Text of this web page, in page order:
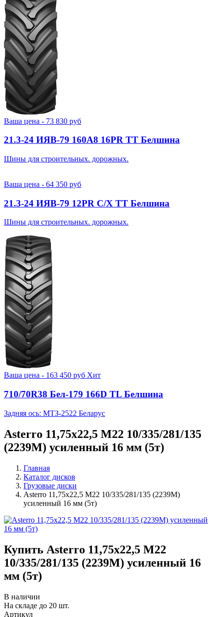
Ваша цена - 73 830 руб
21.3-24 ИЯВ-79 160A8 16PR TT Белшина
Шины для строительных. дорожных.
Ваша цена - 64 350 руб
21.3-24 ИЯВ-79 12PR С/Х TT Белшина
Шины для строительных. дорожных.
Ваша цена - 163 450 руб Хит
710/70R38 Бел-179 166D TL Белшина
Задняя ось: МТЗ-2522 Беларус
Asterro 11,75x22,5 M22 10/335/281/135
(2239M) усиленный 16 мм (5т)
Главная
Каталог дисков
Грузовые диски
Asterro 11,75x22,5 M22 10/335/281/135 (2239M)
усиленный 16 мм (5т)
Купить Asterro 11,75x22,5 M22
10/335/281/135 (2239M) усиленный 16
мм (5т)
В наличии
На складе до 20 шт.
Артикул